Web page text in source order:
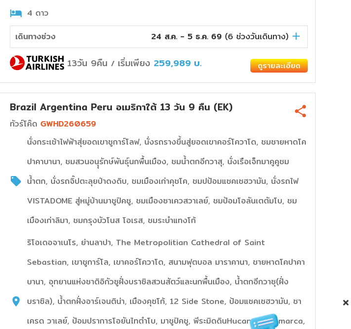
4 ดาว
เดินทางช่วง
24 ส.ค. - 5 ธ.ค. 69 (6 ช่วงวันเดินทาง)
13วัน 9คืน / เริ่มเพียง 259,989 บ. ดูรายละเอียด
Brazil Argentina Peru อเมริกาใต้ 13 วัน 9 คืน (EK)
ทัวร์โค๊ด GWHD260659
นั่งกระเช้าไฟฟ้าสุ่ยอดเขาชูการ์โลฟ, นั่งรถรางขึ้นสู่ยอดเขาคอร์โควาโด, ชมชายหาดโค
ปาคาบานา, ชมสวนอนุุรักษ์พันธ์ุนกพื้นเมือง, ชมน้ำตกอีกวาสุ, นั่งเรือเจ็ทมาคูคูชม
น้ำตก, นั่งรถจิ๊ปตะลุยป่าดงดิบ, ชมเมืองเก่าคุชโค, ชมปป้อมแซคเซฮวามัน, นั่งรถไฟ
VISTADOME สู่หมู่บ้านมาชูปิคชู, ชมเมืองซาเควสวาเลย์, ชมป้อมโอลันเตตัมโบ, ชม
เมืองเก่าลิมา, ชมกรุงบัวโนส โอเรส, ชมระบำแทงโก้
ริโอเดอจาเนโร, ย่านลาปา, The Metropolitian Cathedral of Saint
Sebastian, เขาชูการ์โล, เขาคอร์โควาโด, สนามฟุตบอล มาราคานา, ชายหาดโคปาคา
บานา, อุทยานแห่งชาติอิกัวซูฝั่งบราซิลสวนสัตว์และนกพื้นเมือง, น้ำตกอีกวาซุ(ฝั่ง
บราซิล), น้ำตกฝั่งอาร์เจนติน่า, เมืองคุซโก้, 12 Side Stone, ป้อมแซคเซฮวามัน, ซา
เครด วาเลย์, ป้อมปราการโอยันไทตำโบ, มาชูปิคชู, พีระมิดดินHucan Hualiamarca,